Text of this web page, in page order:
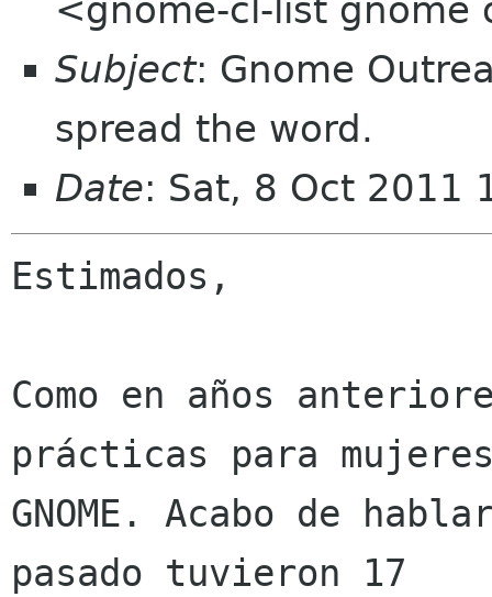
<gnome-cl-list gnome
Subject: Gnome
spread the word.
Date: Sat, 8 Oct 2011
Estimados,
Como en años
prácticas para
GNOME. Acabo de
pasado tuvieron 17